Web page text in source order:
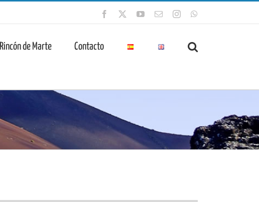
Facebook YouTube
CorreoInstagram
Rincón de Marte Contacto